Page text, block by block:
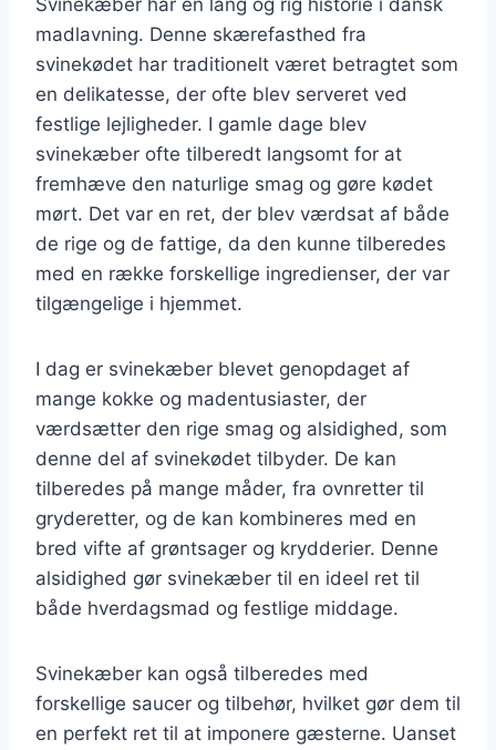
madlavning. Denne skærefasthed fra
svinekødet har traditionelt været betragtet som
en delikatesse, der ofte blev serveret ved
festlige lejligheder. I gamle dage blev
svinekæber ofte tilberedt langsomt for at
fremhæve den naturlige smag og gøre kødet
mørt. Det var en ret, der blev værdsat af både
de rige og de fattige, da den kunne tilberedes
med en række forskellige ingredienser, der var
tilgængelige i hjemmet.
I dag er svinekæber blevet genopdaget af
mange kokke og madentusiaster, der
værdsætter den rige smag og alsidighed, som
denne del af svinekødet tilbyder. De kan
tilberedes på mange måder, fra ovnretter til
gryderetter, og de kan kombineres med en
bred vifte af grøntsager og krydderier. Denne
alsidighed gør svinekæber til en ideel ret til
både hverdagsmad og festlige middage.
Svinekæber kan også tilberedes med
forskellige saucer og tilbehør, hvilket gør dem til
en perfekt ret til at imponere gæsterne. Uanset